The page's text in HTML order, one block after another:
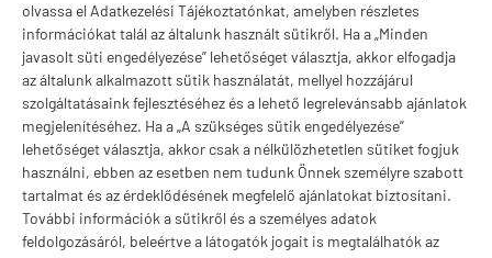
olvassa el Adatkezelési Tájékoztatónkat, amelyben részletes
információkat talál az általunk használt sütikről. Ha a „Minden
javasolt süti engedélyezése” lehetőséget választja, akkor elfogadja
az általunk alkalmazott sütik használatát, mellyel hozzájárul
szolgáltatásaink fejlesztéséhez és a lehető legrelevánsabb ajánlatok
megjelenítéséhez. Ha a „A szükséges sütik engedélyezése”
lehetőséget választja, akkor csak a nélkülözhetetlen sütiket fogjuk
használni, ebben az esetben nem tudunk Önnek személyre szabott
tartalmat és az érdeklődésének megfelelő ajánlatokat biztosítani.
További információk a sütikről és a személyes adatok
feldolgozásáról, beleértve a látogatók jogait is megtalálhatók az
Valuta választás